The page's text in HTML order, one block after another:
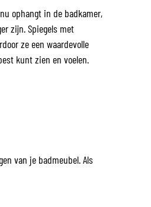
ophangt in de badkamer,
zijn. Spiegels met
ze een waardevolle
kunt zien en voelen.
van je badmeubel. Als